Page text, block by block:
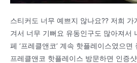
스티커도 너무 예쁘지 않나요?? 저희 가
겨서 너무 기뻐요 유동인구도 많아져서
페 ‘프레클앤코’ 계속 핫플레이스였으
프레클앤코 핫플레이스 방문하면 인증